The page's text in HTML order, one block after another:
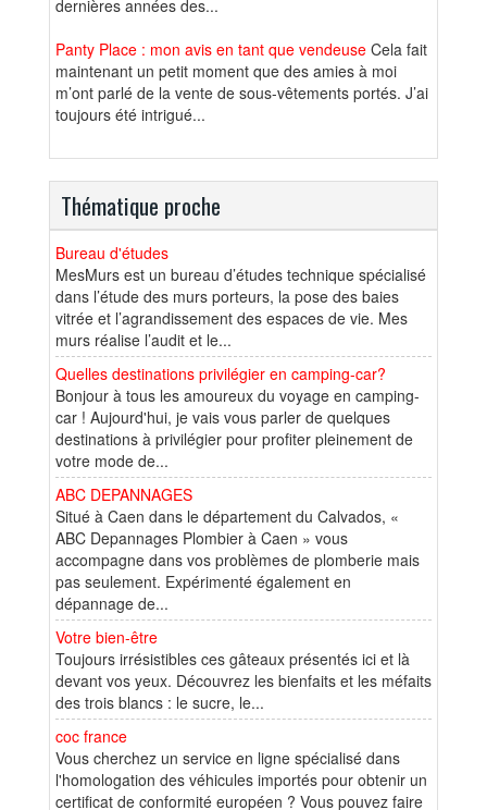
dernières années des...
Panty Place : mon avis en tant que vendeuse Cela fait
maintenant un petit moment que des amies à moi
m’ont parlé de la vente de sous-vêtements portés. J’ai
toujours été intrigué...
Thématique proche
Bureau d'études
MesMurs est un bureau d’études technique spécialisé
dans l’étude des murs porteurs, la pose des baies
vitrée et l’agrandissement des espaces de vie. Mes
murs réalise l’audit et le...
Quelles destinations privilégier en camping-car?
Bonjour à tous les amoureux du voyage en camping-
car ! Aujourd'hui, je vais vous parler de quelques
destinations à privilégier pour profiter pleinement de
votre mode de...
ABC DEPANNAGES
Situé à Caen dans le département du Calvados, «
ABC Depannages Plombier à Caen » vous
accompagne dans vos problèmes de plomberie mais
pas seulement. Expérimenté également en
dépannage de...
Votre bien-être
Toujours irrésistibles ces gâteaux présentés ici et là
devant vos yeux. Découvrez les bienfaits et les méfaits
des trois blancs : le sucre, le...
coc france
Vous cherchez un service en ligne spécialisé dans
l'homologation des véhicules importés pour obtenir un
certificat de conformité européen ? Vous pouvez faire